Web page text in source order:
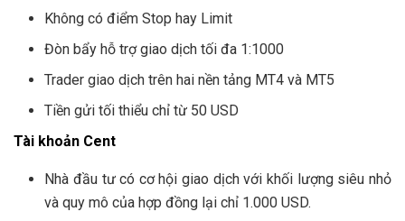
Không có điểm Stop hay Limit
Đòn bẩy hỗ trợ giao dịch tối đa 1:1000
Trader giao dịch trên hai nền tảng MT4 và MT5
Tiền gửi tối thiểu chỉ từ 50 USD
Tài khoản Cent
Nhà đầu tư có cơ hội giao dịch với khối lượng siêu nhỏ
và quy mô của hợp đồng lại chỉ 1.000 USD.